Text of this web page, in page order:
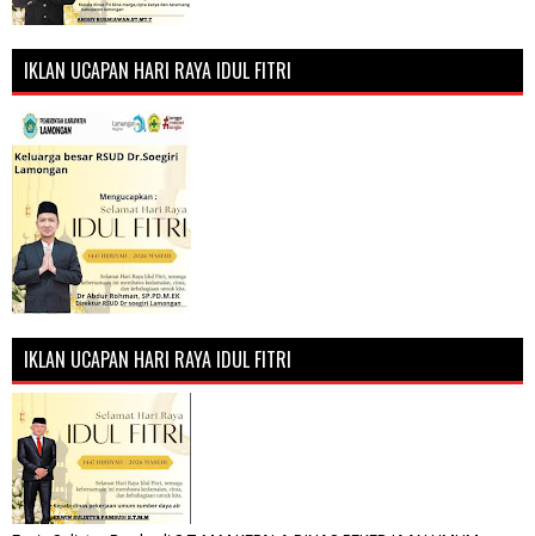
IKLAN UCAPAN HARI RAYA IDUL FITRI
IKLAN UCAPAN HARI RAYA IDUL FITRI